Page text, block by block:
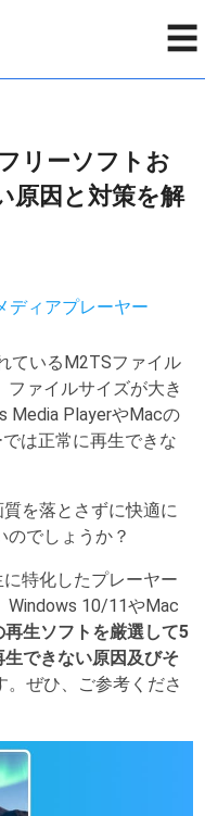
☰
リーソフトお
原因と対策を解
ディアプレーヤー
ているM2TSファイル
ァイルサイズが大き
Media PlayerやMacの
は正常に再生できな
を落とさずに快適に
でしょうか？
特化したプレーヤー
Windows 10/11やMac
生ソフトを厳選して5
できない原因及びそ
。ぜひ、ご参考くださ